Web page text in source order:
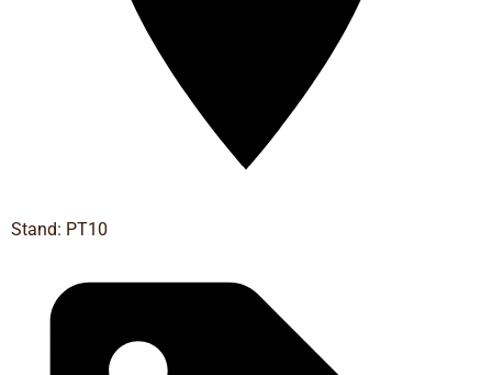
Stand: PT10